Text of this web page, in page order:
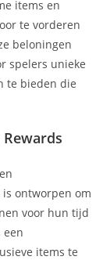
items en
te vorderen
beloningen
spelers unieke
te bieden die
is ontworpen om
voor hun tijd
een
items te